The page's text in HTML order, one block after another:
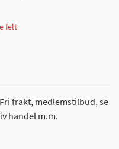
frakt, medlemstilbud, se
handel m.m.